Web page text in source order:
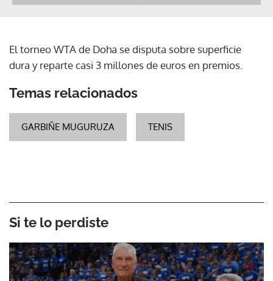
El torneo WTA de Doha se disputa sobre superficie
dura y reparte casi 3 millones de euros en premios.
Temas relacionados
GARBIÑE MUGURUZA TENIS
Si te lo perdiste